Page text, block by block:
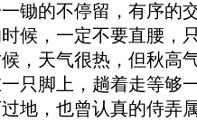
锄的不停留，有序的
候，一定不要直腰，
，天气很热，但秋高
只脚上，趟着走等够
地，也曾认真的侍弄